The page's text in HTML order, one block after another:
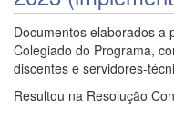
Documentos elaborados a
Colegiado do Programa,
discentes e servidores-
Resultou na Resolução